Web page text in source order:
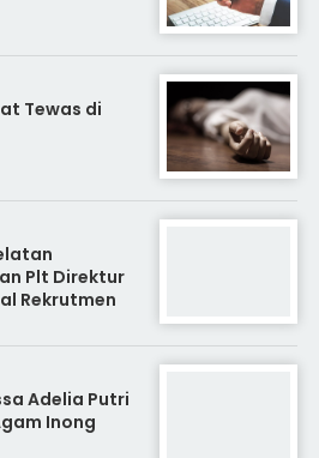
Tewas di
Plt Direktur
Rekrutmen
Adelia Putri
Inong